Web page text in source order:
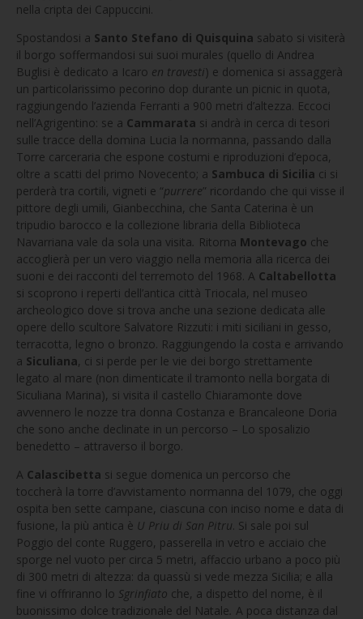
nella cripta dei Cappuccini.
Spostandosi a Santo Stefano di Quisquina sabato si visiterà
il borgo soffermandosi sui suoi murales (quello di Andrea
Buglisi è dedicato a Icaro en travesti) e domenica si assaggerà
un particolarissimo pecorino dop durante un picnic in quota,
raggiungendo l’azienda Ferranti a 900 metri d’altezza. Eccoci
nell’Agrigentino: se a Cammarata si andrà in cerca di tesori
sulle tracce della domina Lucia la normanna, passando dalla
Torre carceraria che espone costumi e riproduzioni d’epoca,
oltre a scatti del primo Novecento; a Sambuca di Sicilia ci si
perderà tra cortili, vigneti e “purrere” ricordando che qui visse il
pittore degli umili, Gianbecchina, che Santa Caterina è un
tripudio barocco e la collezione libraria della Biblioteca
Navarriana vale da sola una visita Ritorna Montevago che
accoglierà per un vero viaggio nella memoria alla ricerca dei
suoni e dei racconti del terremoto del 1968. A Caltabellotta
si scoprono i reperti dell’antica città Triocala, nel museo
archeologico dove si trova anche una sezione dedicata alle
opere dello scultore Salvatore Rizzuti: i miti siciliani in gesso,
terracotta, legno o bronzo. Raggiungendo la costa e arrivando
a Siculiana, ci si perde per le vie dei borgo strettamente
legato al mare (non dimenticate il tramonto nella borgata di
Siculiana Marina), si visita il castello Chiaramonte dove
avvennero le nozze tra donna Costanza e Brancaleone Doria
che sono anche declinate in un percorso – Lo sposalizio
benedetto – attraverso il borgo.
A Calascibetta si segue domenica un percorso che
toccherà la torre d’avvistamento normanna del 1079, che oggi
ospita ben sette campane, ciascuna con inciso nome e data di
fusione, la più antica è U Priu di San Pitru. Si sale poi sul
Poggio del conte Ruggero, passerella in vetro e acciaio che
sporge nel vuoto per circa 5 metri, affaccio urbano a poco più
di 300 metri di altezza: da quassù si vede mezza Sicilia; e alla
fine vi offriranno lo Sgrinfiato che, a dispetto del nome, è il
buonissimo dolce tradizionale del Natale A poca distanza dal